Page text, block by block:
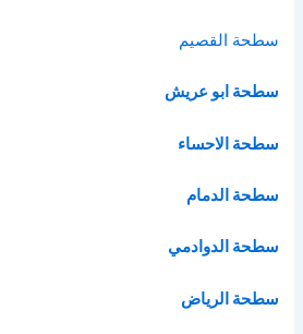
سطحة القصيم
سطحة ابو عريش
سطحة الاحساء
سطحة الدمام
سطحة الدوادمي
سطحة الرياض